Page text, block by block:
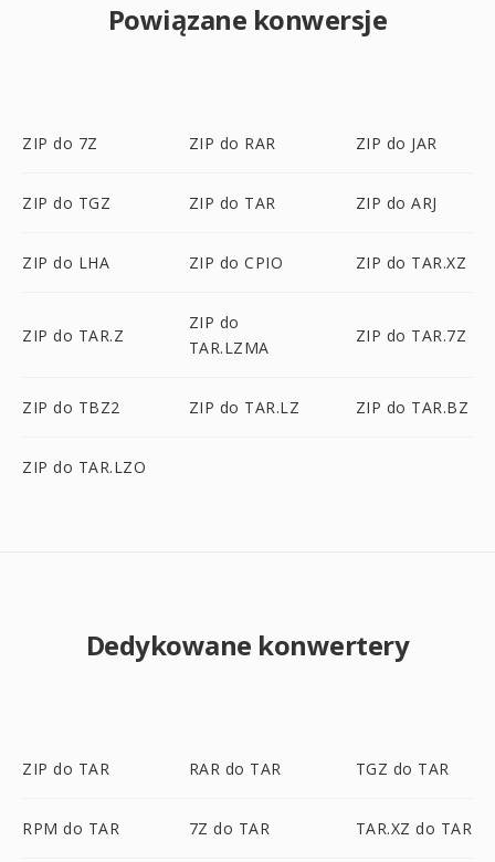
Powiązane konwersje
ZIP do 7Z ZIP do RAR ZIP do JAR
ZIP do TGZ ZIP do TAR ZIP do ARJ
ZIP do LHA ZIP do CPIO ZIP do TAR.XZ
ZIP do TAR.Z
ZIP do
TAR.LZMA
ZIP do TAR.7Z
ZIP do TBZ2 ZIP do TAR.LZ ZIP do TAR.BZ
ZIP do TAR.LZO
Dedykowane konwertery
ZIP do TAR RAR do TAR TGZ do TAR
RPM do TAR 7Z do TAR TAR.XZ do TAR